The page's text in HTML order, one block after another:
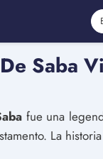
Saba
fue una
La